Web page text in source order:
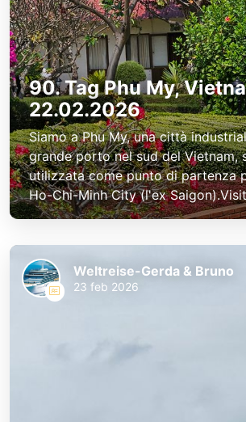
90. Tag Phu My,
22.02.2026
Siamo a Phu My, una città
grande porto nel sud del Vietnam,
utilizzata come punto di partenza
Ho-Chi-Minh City (l'ex
Weltreise-Gerda & Bruno
23 feb 2026